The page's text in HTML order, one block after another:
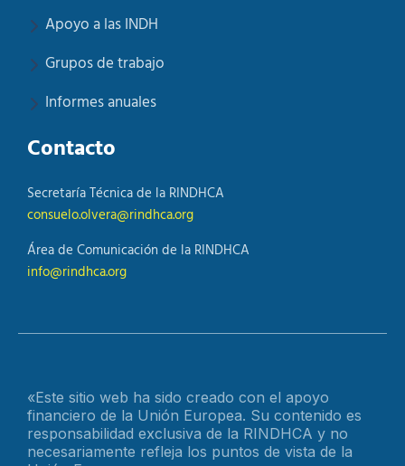
Apoyo a las INDH
Grupos de trabajo
Informes anuales
Contacto
Secretaría Técnica de la RINDHCA
consuelo.olvera@rindhca.org
Área de Comunicación de la RINDHCA
info@rindhca.org
«Este sitio web ha sido creado con el apoyo
financiero de la Unión Europea. Su contenido es
responsabilidad exclusiva de la RINDHCA y no
necesariamente refleja los puntos de vista de la